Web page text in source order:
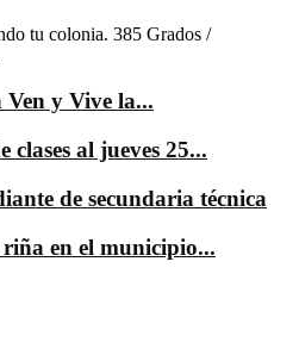
tu colonia. 385 Grados /
Ven y Vive la...
clases al jueves 25...
de secundaria técnica
en el municipio...